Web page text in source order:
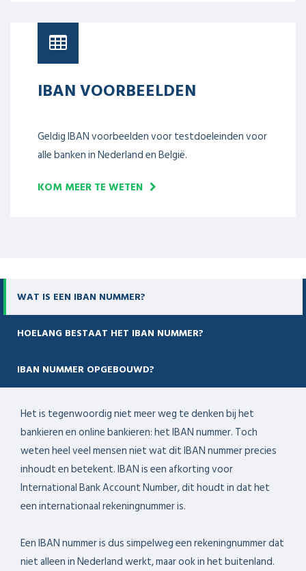
IBAN VOORBEELDEN
Geldig IBAN voorbeelden voor testdoeleinden voor
alle banken in Nederland en België.
KOM MEER TE WETEN
WAT IS EEN IBAN NUMMER?
HOELANG BESTAAT HET IBAN NUMMER?
IBAN NUMMER OPGEBOUWD?
Het is tegenwoordig niet meer weg te denken bij het
bankieren en online bankieren: het IBAN nummer. Toch
weten heel veel mensen niet wat dit IBAN nummer precies
inhoudt en betekent. IBAN is een afkorting voor
International Bank Account Number, dit houdt in dat het
een internationaal rekeningnummer is.
Een IBAN nummer is dus simpelweg een rekeningnummer dat
niet alleen in Nederland werkt, maar ook in het buitenland.